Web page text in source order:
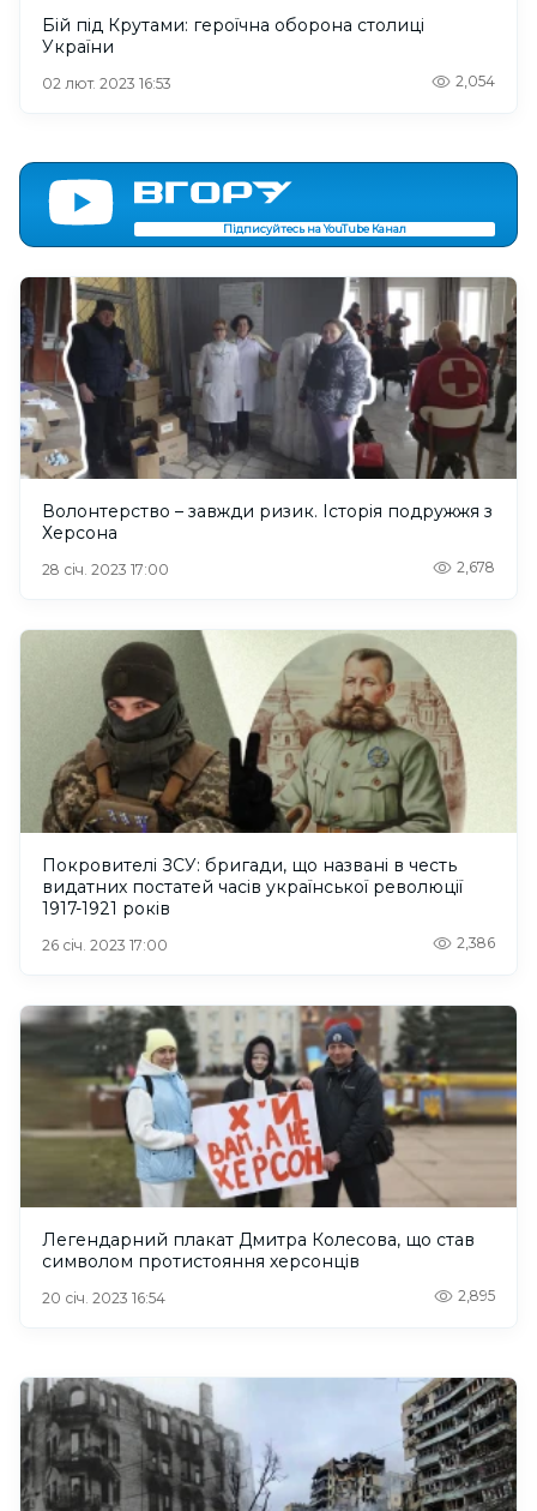
Бій під Крутами: героїчна оборона столиці
України
02 лют. 2023 16:53 2,054
Підписуйтесь на YouTube Канал
Волонтерство – завжди ризик. Історія подружжя з
Херсона
28 січ. 2023 17:00 2,678
Покровителі ЗСУ: бригади, що названі в честь
видатних постатей часів української революції
1917-1921 років
26 січ. 2023 17:00 2,386
Легендарний плакат Дмитра Колесова, що став
символом протистояння херсонців
20 січ. 2023 16:54 2,895